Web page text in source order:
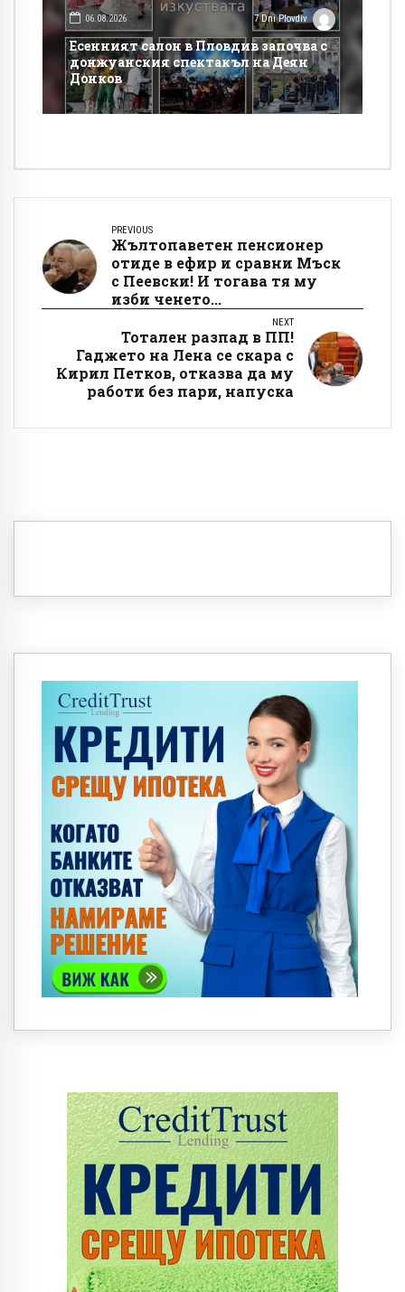
06.08.2026 7 Dni Plovdiv
Есенният салон в Пловдив започва с
донжуанския спектакъл на Деян
Донков
PREVIOUS
Жълтопаветен пенсионер
отиде в ефир и сравни Мъск
с Пеевски! И тогава тя му
изби ченето...
NEXT
Тотален разпад в ПП!
Гаджето на Лена се скара с
Кирил Петков, отказва да му
работи без пари, напуска